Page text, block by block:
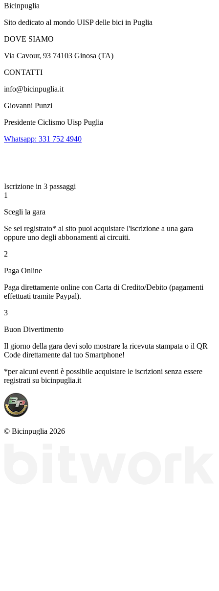
Bicinpuglia
Sito dedicato al mondo UISP delle bici in Puglia
DOVE SIAMO
Via Cavour, 93 74103 Ginosa (TA)
CONTATTI
info@bicinpuglia.it
Giovanni Punzi
Presidente Ciclismo Uisp Puglia
Whatsapp: 331 752 4940
Iscrizione in 3 passaggi
1
Scegli la gara
Se sei registrato* al sito puoi acquistare l'iscrizione a una gara
oppure uno degli abbonamenti ai circuiti.
2
Paga Online
Paga direttamente online con Carta di Credito/Debito (pagamenti
effettuati tramite Paypal).
3
Buon Divertimento
Il giorno della gara devi solo mostrare la ricevuta stampata o il QR
Code direttamente dal tuo Smartphone!
*per alcuni eventi è possibile acquistare le iscrizioni senza essere
registrati su bicinpuglia.it
© Bicinpuglia 2026